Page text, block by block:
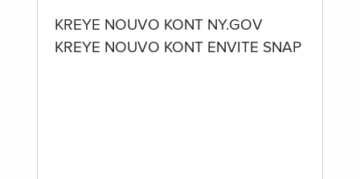
KREYE NOUVO KONT NY.GOV
KREYE NOUVO KONT ENVITE SNAP